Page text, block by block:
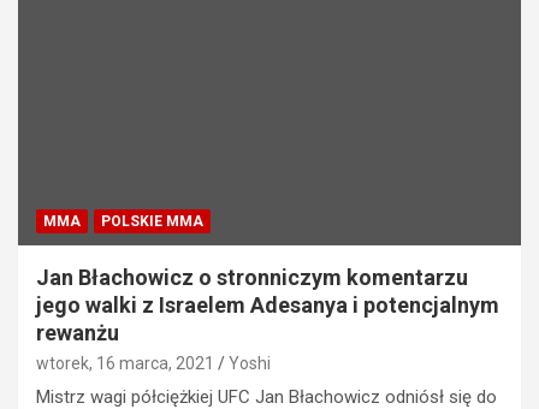
MMA POLSKIE MMA
Jan Błachowicz o stronniczym komentarzu
jego walki z Israelem Adesanya i potencjalnym
rewanżu
wtorek, 16 marca, 2021 Yoshi
Mistrz wagi półciężkiej UFC Jan Błachowicz odniósł się do